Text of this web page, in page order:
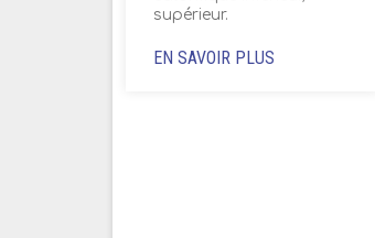
supérieur.
EN SAVOIR PLUS